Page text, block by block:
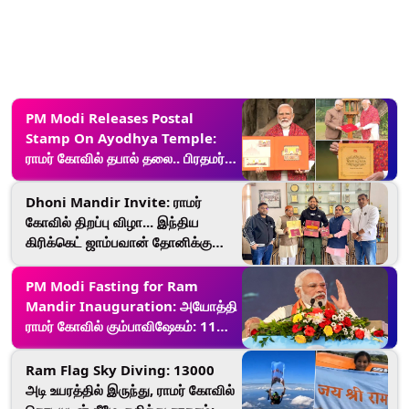
PM Modi Releases Postal
Stamp On Ayodhya Temple:
ராமர் கோவில் தபால் தலை.. பிரதமர்
மோடி வெளியீடு..!
Dhoni Mandir Invite: ராமர்
கோவில் திறப்பு விழா... இந்திய
கிரிக்கெட் ஜாம்பவான் தோனிக்கு
அழைப்பு..!
PM Modi Fasting for Ram
Mandir Inauguration: அயோத்தி
ராமர் கோவில் கும்பாவிஷேகம்: 11
நாட்கள் உண்ணாவிரதம் இருக்கும்
பிரதமர் மோடி..!
Ram Flag Sky Diving: 13000
அடி உயரத்தில் இருந்து, ராமர் கோவில்